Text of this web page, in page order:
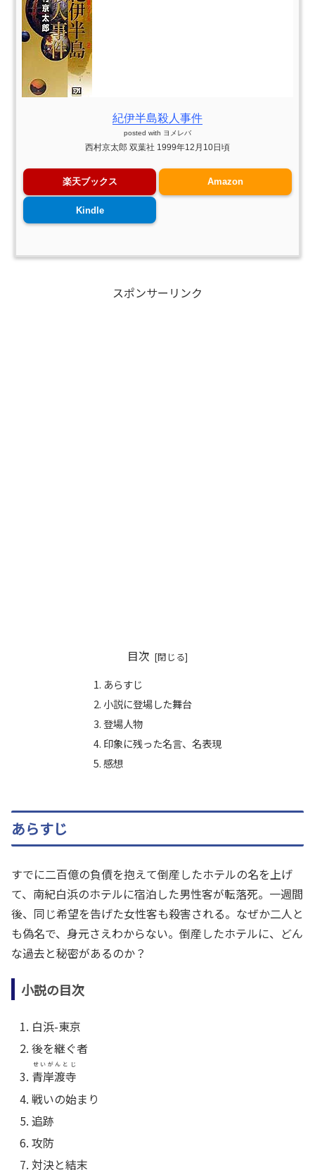
紀伊半島殺人事件
posted with ヨメレバ
西村京太郎 双葉社 1999年12月10日頃
楽天ブックス Amazon
Kindle
スポンサーリンク
目次
あらすじ
小説に登場した舞台
登場人物
印象に残った名言、名表現
感想
あらすじ
すでに二百億の負債を抱えて倒産したホテルの名を上げ
て、南紀白浜のホテルに宿泊した男性客が転落死。一週間
後、同じ希望を告げた女性客も殺害される。なぜか二人と
も偽名で、身元さえわからない。倒産したホテルに、どん
な過去と秘密があるのか？
小説の目次
白浜-東京
後を継ぐ者
青岸渡寺
せいがんとじ
戦いの始まり
追跡
攻防
対決と結末